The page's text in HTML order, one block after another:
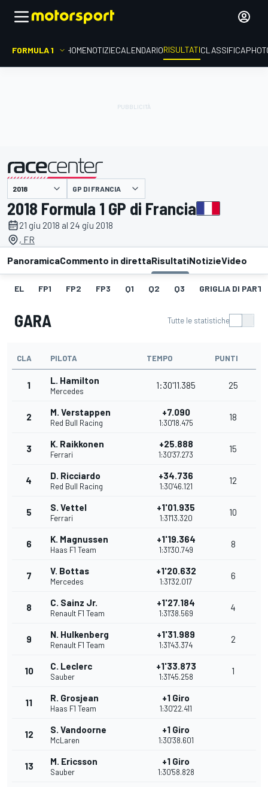
FORMULA 1 HOMENOTIZIECALENDARIORISULTATICLASSIFICA
presentato da GP DI FRANCIA
2018 Formula 1 GP di Francia
21 giu 2018 al 24 giu 2018
, FR
PanoramicaCommento in direttaRisultatiNotizieVideo
EL FP1 FP2 FP3 Q1 Q2 Q3 GRIGLIA DI
GARA Tutte le statistiche
CLA PILOTA TEMPO PUNTI
1 L. Hamilton
Mercedes
1:30'11.385 25
2 M. Verstappen
Red Bull Racing
+7.090
1:30'18.475
18
3 K. Raikkonen
Ferrari
+25.888
1:30'37.273
15
4 D. Ricciardo
Red Bull Racing
+34.736
1:30'46.121
12
5 S. Vettel
Ferrari
+1'01.935
1:31'13.320
10
6 K. Magnussen
Haas F1 Team
+1'19.364
1:31'30.749
8
7 V. Bottas
Mercedes
+1'20.632
1:31'32.017
6
8 C. Sainz Jr.
Renault F1 Team
+1'27.184
1:31'38.569
4
9 N. Hulkenberg
Renault F1 Team
+1'31.989
1:31'43.374
2
10 C. Leclerc
Sauber
+1'33.873
1:31'45.258
1
11 R. Grosjean
Haas F1 Team
+1 Giro
1:30'22.411
12 S. Vandoorne
McLaren
+1 Giro
1:30'38.601
13 M. Ericsson
Sauber
+1 Giro
1:30'58.828